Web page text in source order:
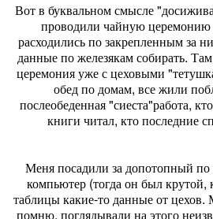
Вот в буквальном смысле
проводили чайную церемонию
расходились по закрепленным за
данные по железякам собирать.
церемония уже с цеховыми
обед по домам, все жили
послеобеденная "сиеста"работа,
книги читал, кто последние
Меня посадили за допотопный
компьютер (тогда он был крутой,
таблицы какие-то данные от
помню, поглядывали на этого